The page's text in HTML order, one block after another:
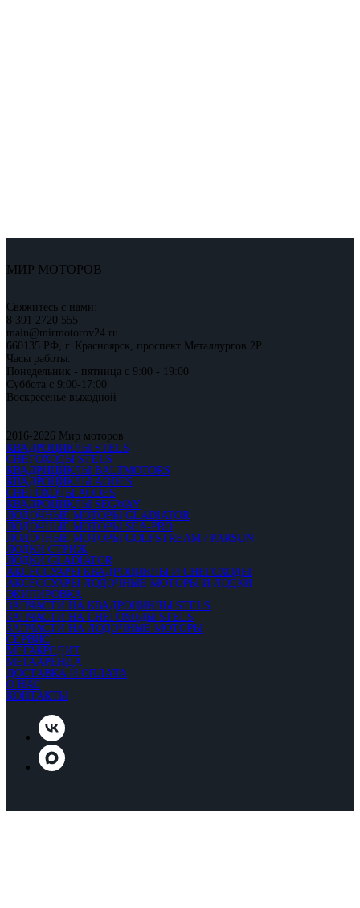
МИР МОТОРОВ
Свяжитесь с нами:
8 391 2720 555
main@mirmotorov24.ru
660135 РФ, г. Красноярск, проспект Металлургов 2Р
Часы работы:
Понедельник - пятница с 9:00 - 19:00
Суббота с 9:00-17:00
Воскресенье выходной
2016-2026 Мир моторов
КВАДРОЦИКЛЫ STELS
СНЕГОХОДЫ STELS
КВАДРИЦИКЛЫ BALTMOTORS
КВАДРОЦИКЛЫ AODES
СНЕГОХОДЫ AODES
КВАДРОЦИКЛЫ SEGWAY
ЛОДОЧНЫЕ МОТОРЫ GLADIATOR
ЛОДОЧНЫЕ МОТОРЫ SEA-PRO
ЛОДОЧНЫЕ МОТОРЫ GOLFSTREAM / PARSUN
ЛОДКИ СТРИЖ
ЛОДКИ GLADIATOR
АКСЕССУАРЫ КВАДРОЦИКЛЫ И СНЕГОХОДЫ
АКСЕССУАРЫ ЛОДОЧНЫЕ МОТОРЫ И ЛОДКИ
ЭКИПИРОВКА
ЗАПЧАСТИ НА КВАДРОЦИКЛЫ STELS
ЗАПЧАСТИ НА СНЕГОХОДЫ STELS
ЗАПЧАСТИ НА ЛОДОЧНЫЕ МОТОРЫ
СЕРВИС
МЕГАКРЕДИТ
МЕГААРЕНДА
ДОСТАВКА И ОПЛАТА
О НАС
КОНТАКТЫ